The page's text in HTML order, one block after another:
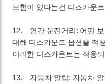
보험이 있다는건 디스카운
12. 연간 운전거리: 어떤 보
대해 디스카운트 옵션을 적
이러한 디스카운트는 적용
13. 자동차 알람: 자동차 알